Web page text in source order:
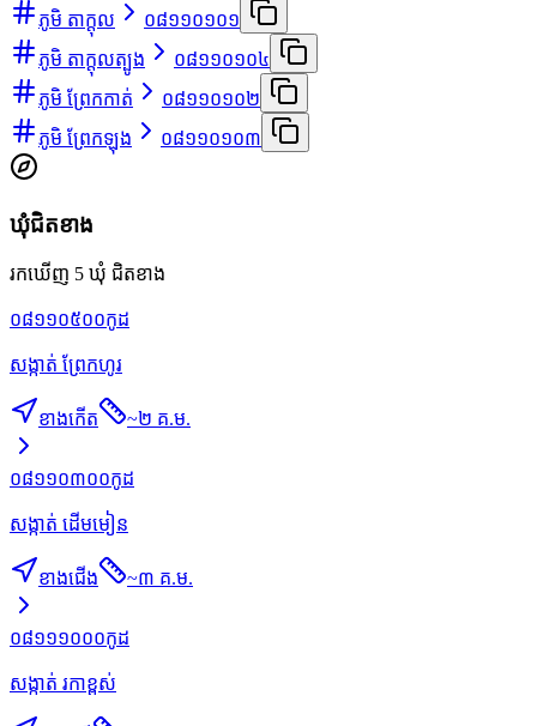
ភូមិ តាក្ដុល
០៨១១០១០១
ភូមិ តាក្ដុលត្បូង
០៨១១០១០៤
ភូមិ ព្រែកកាត់
០៨១១០១០២
ភូមិ ព្រែកឡុង
០៨១១០១០៣
ឃុំជិតខាង
រកឃើញ 5 ឃុំ ជិតខាង
០៨១១០៥០០កូដ
សង្កាត់ ព្រែកហូរ
ខាងកើត ~២ គ.ម.
០៨១១០៣០០កូដ
សង្កាត់ ដើមមៀន
ខាងជើង ~៣ គ.ម.
០៨១១១០០០កូដ
សង្កាត់ រកាខ្ពស់